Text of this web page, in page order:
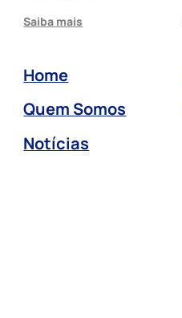
Saiba mais
Home
Quem Somos
Notícias